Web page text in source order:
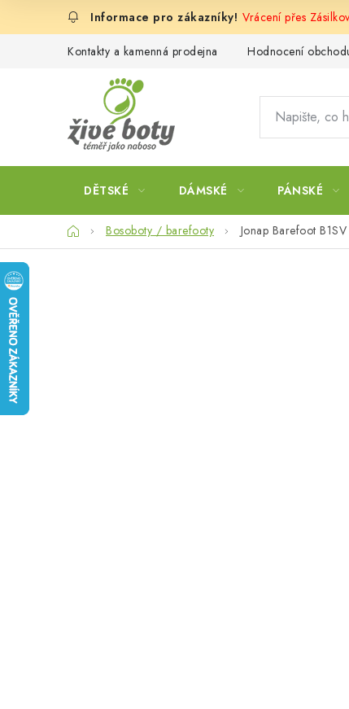
Vrácení přes
Kontakty a kamenná prodejna Hodnocení
DĚTSKÉ DÁMSKÉ PÁNSKÉ
DomůBosoboty / barefooty Jonap Barefoot